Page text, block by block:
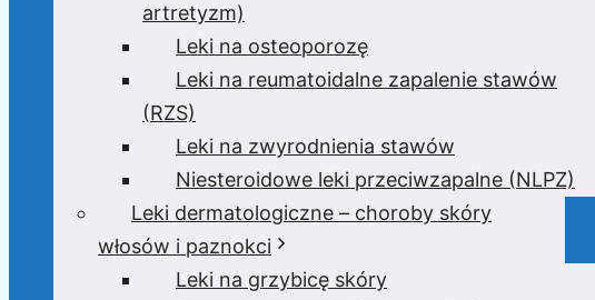
artretyzm)
Leki na osteoporozę
Leki na reumatoidalne zapalenie stawów
(RZS)
Leki na zwyrodnienia stawów
Niesteroidowe leki przeciwzapalne (NLPZ)
Leki dermatologiczne – choroby skóry
włosów i paznokci
Leki na grzybicę skóry